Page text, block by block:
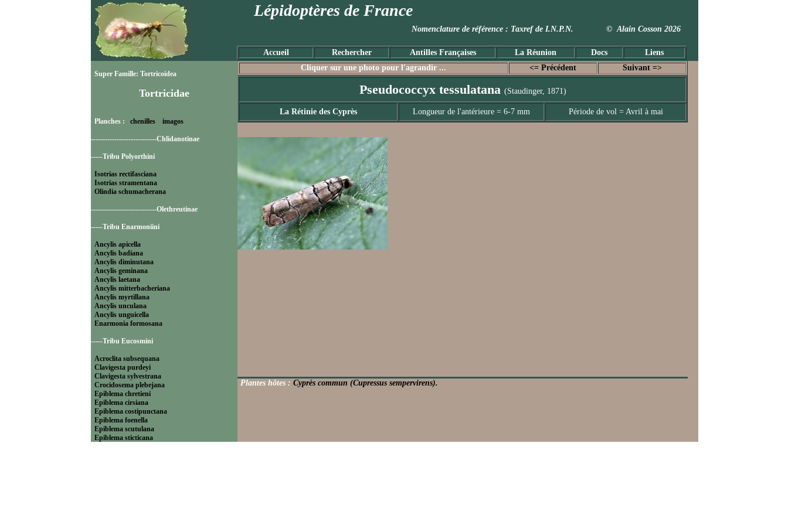
Lépidoptères de France
Nomenclature de référence : Taxref de I.N.P.N. © Alain Cosson 2026
Accueil Rechercher Antilles Françaises La Réunion Docs Liens
Super Famille: Tortricoidea
Tortricidae
Planches : chenilles imagos
----------------------------Chlidanotinae
-----Tribu Polyorthini
Isotrias rectifasciana
Isotrias stramentana
Olindia schumacherana
----------------------------Olethreutinae
-----Tribu Enarmoniini
Ancylis apicella
Ancylis badiana
Ancylis diminutana
Ancylis geminana
Ancylis laetana
Ancylis mitterbacheriana
Ancylis myrtillana
Ancylis unculana
Ancylis unguicella
Enarmonia formosana
-----Tribu Eucosmini
Acroclita subsequana
Clavigesta purdeyi
Clavigesta sylvestrana
Crocidosema plebejana
Epiblema chretieni
Epiblema cirsiana
Epiblema costipunctana
Epiblema foenella
Epiblema scutulana
Epiblema sticticana
Cliquer sur une photo pour l'agrandir ... <= Précédent Suivant =>
Pseudococcyx tessulatana (Staudinger, 1871)
La Rétinie des Cyprès Longueur de l'antérieure = 6-7 mm Période de vol = Avril à mai
Plantes hôtes : Cyprès commun (Cupressus sempervirens).